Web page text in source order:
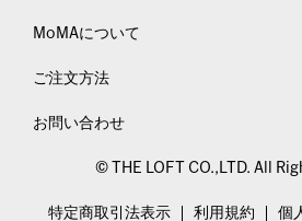
MoMAについて
ご注文方法
お問い合わせ
© THE LOFT CO.,LTD. All
特定商取引法表示 利用規約 個